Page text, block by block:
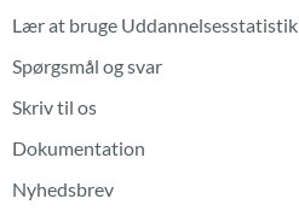
Lær at bruge Uddannelsesstatistik
Spørgsmål og svar
Skriv til os
Dokumentation
Nyhedsbrev